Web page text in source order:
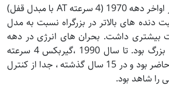
گیربکس Overdrive در اواخر دهه 1970 (4 سرعته AT با مبدل قفل)
دنده های بالاتر در بزرگراه نسبت به مدل
داشت. بحران های انرژی در دهه
1970 به معنی تغییرات بزرگ بود. تا سال 1990 ،گیربکس 4 سرعته
اتوماتیک تقریباً همه جا حاضر بود و در 15 سال گذشته ، جدا از کنترل
را شاهد بود.